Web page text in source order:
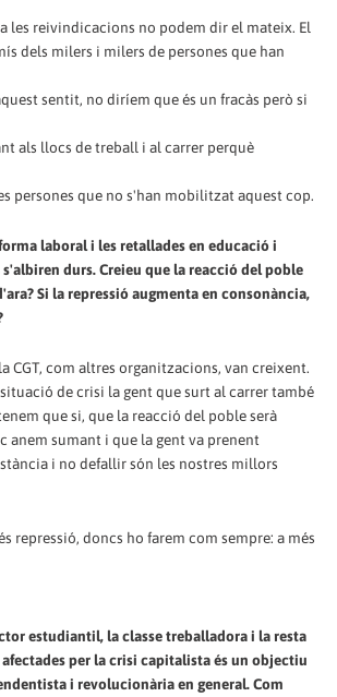
les reivindicacions no podem dir el mateix. El
dels milers i milers de persones que han
sentit, no diríem que és un fracàs però si
als llocs de treball i al carrer perquè
persones que no s'han mobilitzat aquest cop.
laboral i les retallades en educació i
durs. Creieu que la reacció del poble
Si la repressió augmenta en consonància,
CGT, com altres organitzacions, van creixent.
de crisi la gent que surt al carrer també
que si, que la reacció del poble serà
anem sumant i que la gent va prenent
i no defallir són les nostres millors
repressió, doncs ho farem com sempre: a més
estudiantil, la classe treballadora i la resta
per la crisi capitalista és un objectiu
i revolucionària en general. Com